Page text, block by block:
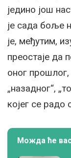
једино још
је сада боље
је, међутим,
преостаје да
оног прошлог,
„назадног“,
којег се радо
Можда ће